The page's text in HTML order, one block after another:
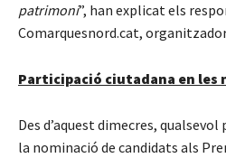
patrimoni”, han explicat els
Comarquesnord.cat,
Participació ciutadana en les
Des d’aquest dimecres,
la nominació de candidats als